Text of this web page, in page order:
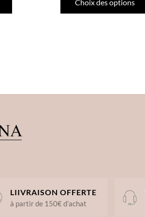
Choix des options
LIIVRAISON OFFERTE
à partir de 150€ d’achat